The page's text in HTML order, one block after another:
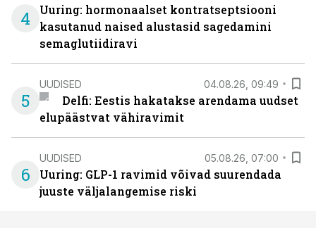
4
Uuring: hormonaalset kontratseptsiooni
kasutanud naised alustasid sagedamini
semaglutiidiravi
5
UUDISED 04.08.26, 09:49
Delfi: Eestis hakatakse arendama uudset
elupäästvat vähiravimit
6
UUDISED 05.08.26, 07:00
Uuring: GLP-1 ravimid võivad suurendada
juuste väljalangemise riski